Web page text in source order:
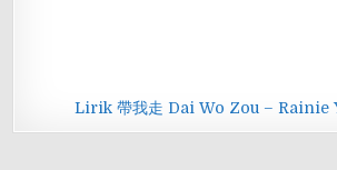
Lirik 帶我走 Dai Wo Zou – Rainie